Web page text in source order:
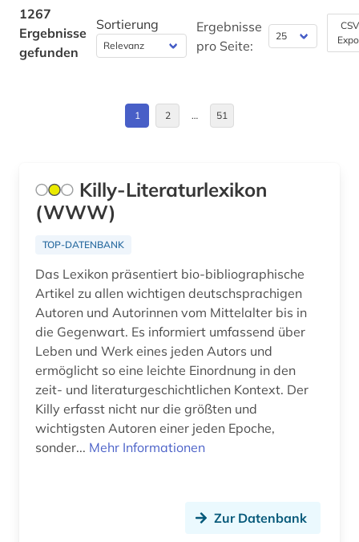
architekturgeschichte (1)
archiv (21)
archivwesen (1)
archäologische stätte (1)
armenfürsorge (3)
artefakte (1)
asean (1)
asien (8)
assyriologie (1)
Daenemark (120)
Estland (7)
Europa (25)
Finnland (26)
Frankreich (24)
GUS (1)
Griechenland (2)
Griechenland (Altertum) (4)
1267
Ergebnisse
gefunden
Sortierung
Ergebnisse
pro Seite:
1 2 … 51
Killy-Literaturlexikon
(WWW)
TOP-DATENBANK
Das Lexikon präsentiert bio-bibliographische
Artikel zu allen wichtigen deutschsprachigen
Autoren und Autorinnen vom Mittelalter bis in
die Gegenwart. Es informiert umfassend über
Leben und Werk eines jeden Autors und
ermöglicht so eine leichte Einordnung in den
zeit- und literaturgeschichtlichen Kontext. Der
Killy erfasst nicht nur die größten und
wichtigsten Autoren einer jeden Epoche,
sonder... Mehr Informationen
Zur Datenbank